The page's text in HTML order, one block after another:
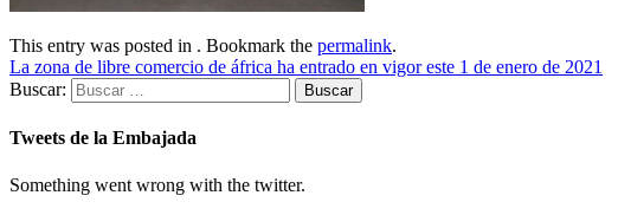
This entry was posted in . Bookmark the permalink.
La zona de libre comercio de áfrica ha entrado en vigor este 1 de enero de 2021
Buscar:
Tweets de la Embajada
Something went wrong with the twitter.